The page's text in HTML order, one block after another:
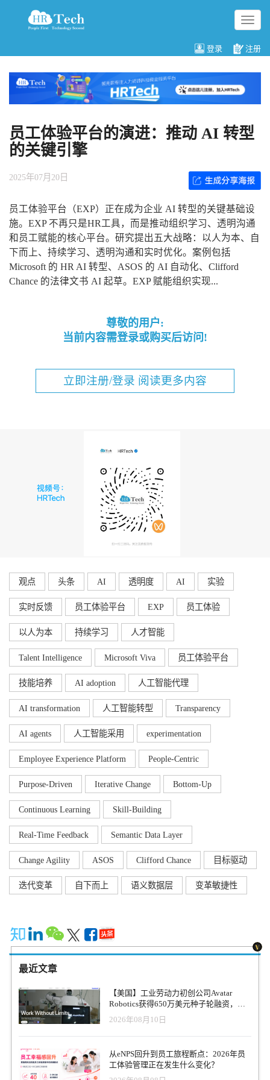
切
换
航
登录 注册
员工体验平台的演进：推动 AI 转型
的关键引擎
2025年07月20日
员工体验平台（EXP）正在成为企业 AI 转型的关键基础设
施。EXP 不再只是HR工具，而是推动组织学习、透明沟通
和员工赋能的核心平台。研究提出五大战略：以人为本、自
下而上、持续学习、透明沟通和实时优化。案例包括
Microsoft 的 HR AI 转型、ASOS 的 AI 自动化、Clifford
Chance 的法律文书 AI 起草。EXP 赋能组织实现...
尊敬的用户:
当前内容需登录或购买后访问!
立即注册/登录 阅读更多内容
观点 头条 AI 透明度 AI 实验
实时反馈 员工体验平台 EXP 员工体验
以人为本 持续学习 人才智能
Talent Intelligence Microsoft Viva 员工体验平台
技能培养 AI adoption 人工智能代理
AI transformation 人工智能转型 Transparency
AI agents 人工智能采用 experimentation
Employee Experience Platform People-Centric
Purpose-Driven Iterative Change Bottom-Up
Continuous Learning Skill-Building
Real-Time Feedback Semantic Data Layer
Change Agility ASOS Clifford Chance 目标驱动
迭代变革 自下而上 语义数据层 变革敏捷性
最近文章
【美国】工业劳动力初创公司Avatar
Robotics获得650万美元种子轮融资，旨
在打造无限规模的工业劳动力队伍
2026年08月10日
从eNPS回升到员工旅程断点：2026年员
工体验管理正在发生什么变化？